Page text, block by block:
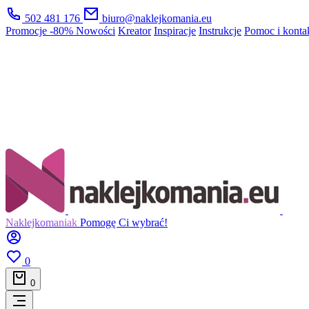
502 481 176
biuro@naklejkomania.eu
Promocje -80% Nowości Kreator Inspiracje Instrukcje Pomoc i
Naklejkomaniak Pomogę Ci wybrać!
0
0